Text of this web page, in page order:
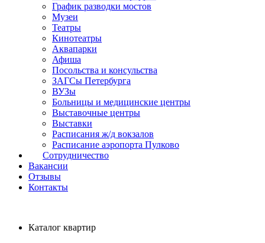
График разводки мостов
Музеи
Театры
Кинотеатры
Аквапарки
Афиша
Посольства и консульства
ЗАГСы Петербурга
ВУЗы
Больницы и медицинские центры
Выставочные центры
Выставки
Расписания ж/д вокзалов
Расписание аэропорта Пулково
Сотрудничество
Вакансии
Отзывы
Контакты
Каталог квартир